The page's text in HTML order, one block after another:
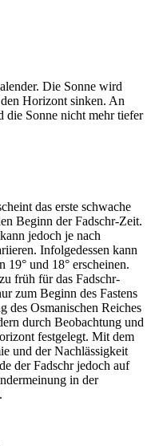
Die Sonne wird
Horizont sinken. An
die Sonne nicht mehr tiefer
das erste schwache
Beginn der Fadschr-Zeit.
jedoch je nach
Infolgedessen kann
19° und 18° erscheinen.
früh für das Fadschr-
zum Beginn des Fastens
des Osmanischen Reiches
durch Beobachtung und
festgelegt. Mit dem
und der Nachlässigkeit
der Fadschr jedoch auf
in der